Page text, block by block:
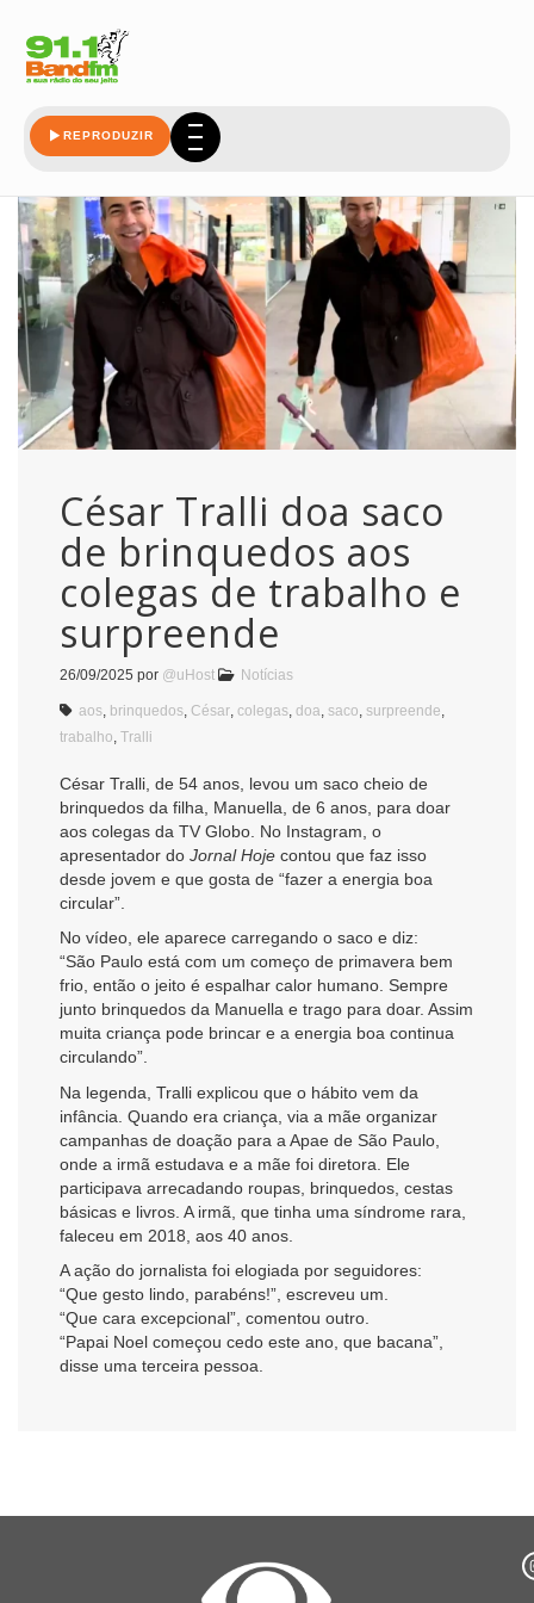
REPRODUZIR
César Tralli doa saco
de brinquedos aos
colegas de trabalho e
surpreende
26/09/2025 por @uHost Notícias
aos brinquedos César colegas doa saco surpreende
trabalho Tralli
César Tralli, de 54 anos, levou um saco cheio de
brinquedos da filha, Manuella, de 6 anos, para doar
aos colegas da TV Globo. No Instagram, o
apresentador do Jornal Hoje contou que faz isso
desde jovem e que gosta de “fazer a energia boa
circular”.
No vídeo, ele aparece carregando o saco e diz:
“São Paulo está com um começo de primavera bem
frio, então o jeito é espalhar calor humano. Sempre
junto brinquedos da Manuella e trago para doar. Assim
muita criança pode brincar e a energia boa continua
circulando”.
Na legenda, Tralli explicou que o hábito vem da
infância. Quando era criança, via a mãe organizar
campanhas de doação para a Apae de São Paulo,
onde a irmã estudava e a mãe foi diretora. Ele
participava arrecadando roupas, brinquedos, cestas
básicas e livros. A irmã, que tinha uma síndrome rara,
faleceu em 2018, aos 40 anos.
A ação do jornalista foi elogiada por seguidores:
“Que gesto lindo, parabéns!”, escreveu um.
“Que cara excepcional”, comentou outro.
“Papai Noel começou cedo este ano, que bacana”,
disse uma terceira pessoa.